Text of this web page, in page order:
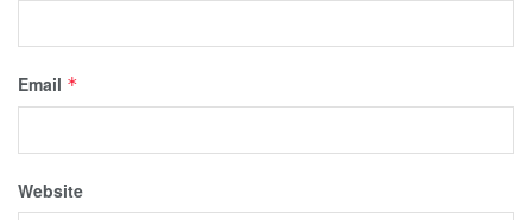
Email *
Website